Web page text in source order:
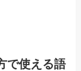
で使える語